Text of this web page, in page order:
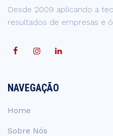
Desde 2009 aplicando a
resultados de empresas e
NAVEGAÇÃO
Home
Sobre Nós